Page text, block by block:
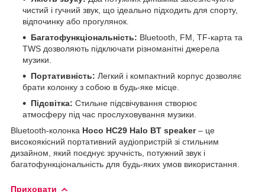
чистий і гучний звук, що ідеально підходить для спорту,
відпочинку або прогулянок.
Багатофункціональність: Bluetooth, FM, TF-карта та
TWS дозволяють підключати різноманітні джерела
музики.
Портативність: Легкий і компактний корпус дозволяє
брати колонку з собою в будь-яке місце.
Підсвітка: Стильне підсвічування створює
атмосферу під час прослуховування музики.
Bluetooth-колонка Hoco HC29 Halo BT speaker– це
високоякісний портативний аудіопристрій зі стильним
дизайном, який поєднує зручність, потужний звук і
багатофункціональність для будь-яких умов використання.
Приховати